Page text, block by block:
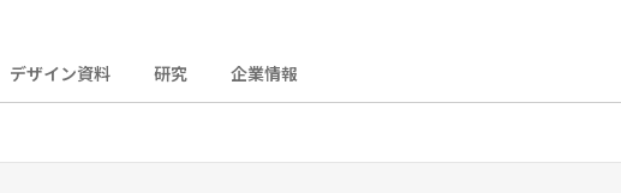
デザイン資料 研究 企業情報